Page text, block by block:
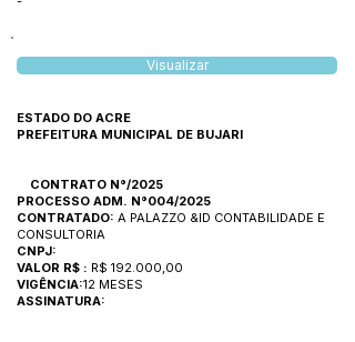
Visualizar
ESTADO DO ACRE
PREFEITURA MUNICIPAL DE BUJARI
CONTRATO N°/2025
PROCESSO ADM. N°004/2025
CONTRATADO: A PALAZZO &ID CONTABILIDADE E
CONSULTORIA
CNPJ:
VALOR R$ : R$ 192.000,00
VIGÊNCIA:12 MESES
ASSINATURA: